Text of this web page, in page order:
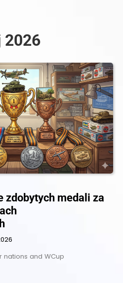
2026
zdobytych medali za
nations and WCup